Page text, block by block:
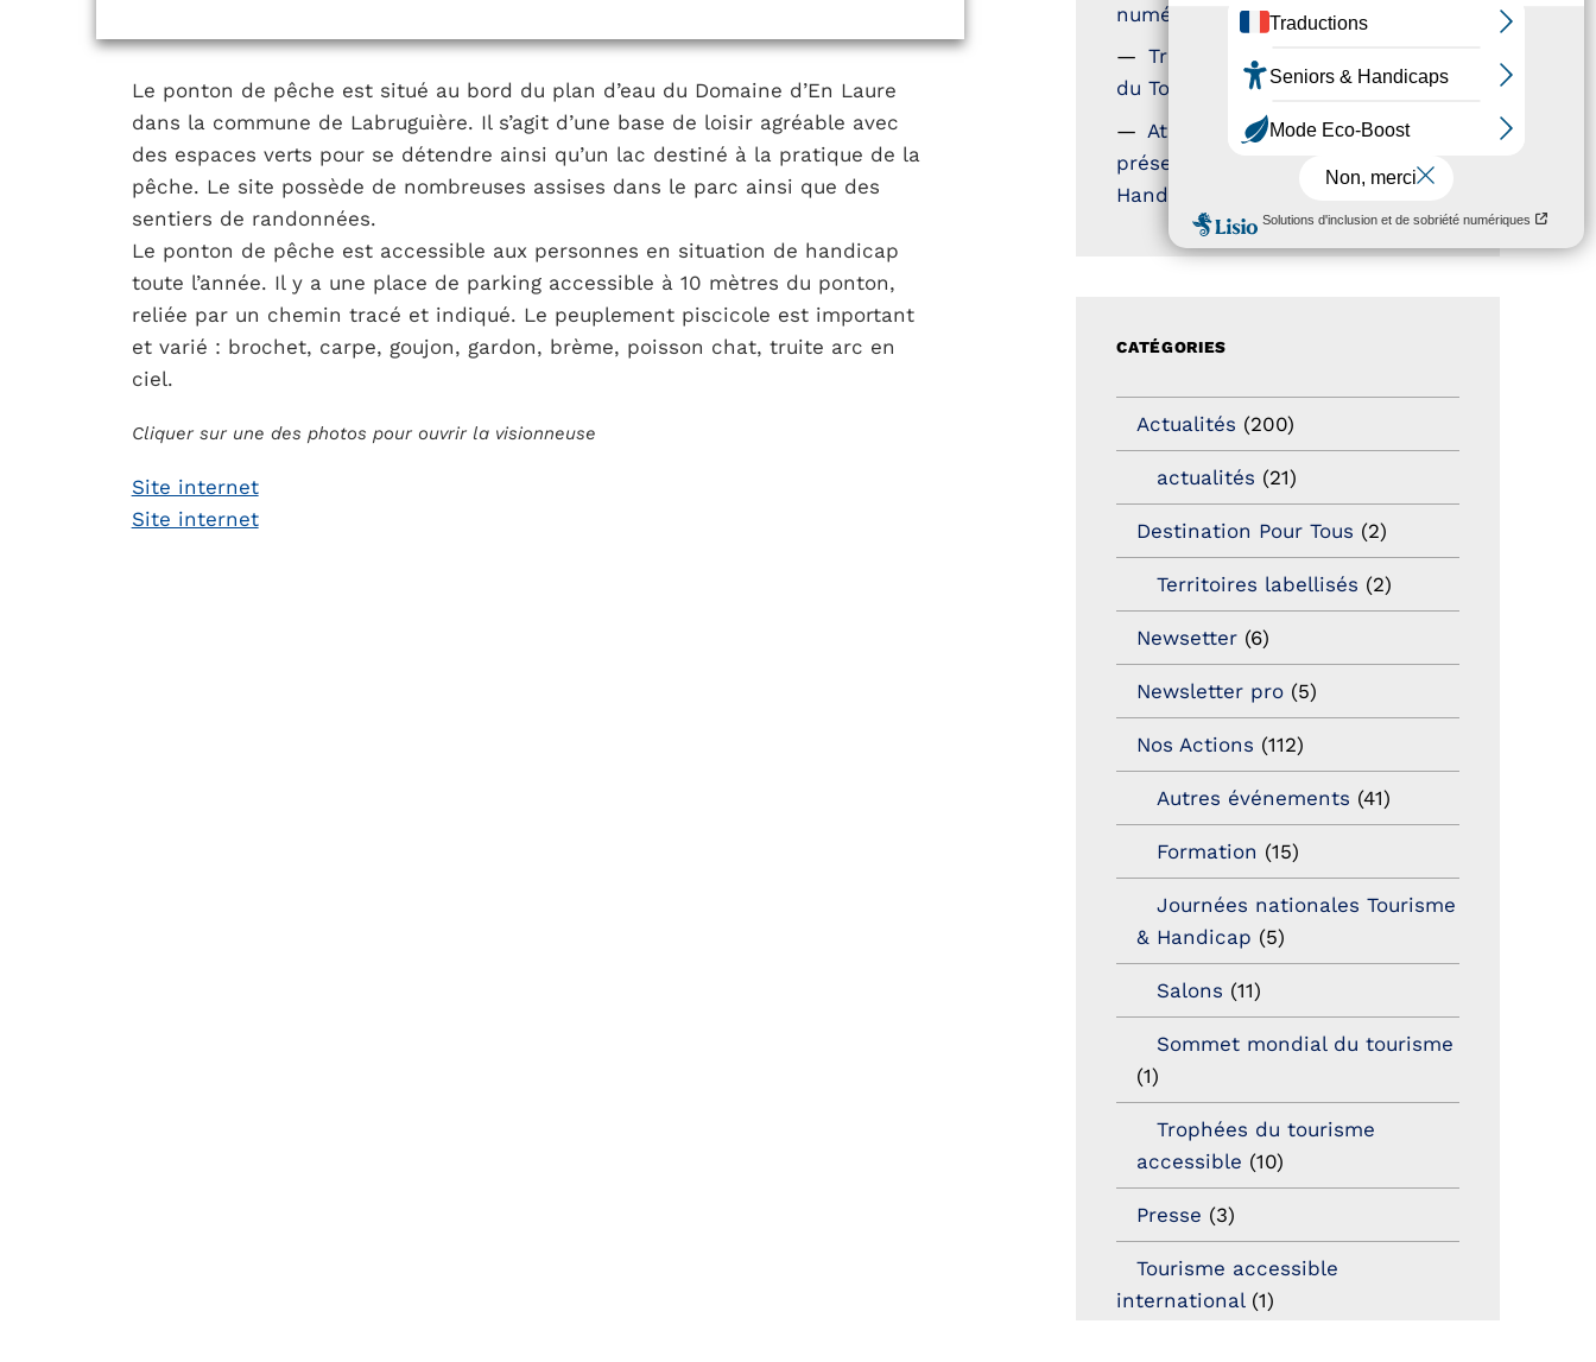
Le ponton de pêche est situé au bord du plan d’eau du Domaine d’En Laure
dans la commune de Labruguière. Il s’agit d’une base de loisir agréable avec
des espaces verts pour se détendre ainsi qu’un lac destiné à la pratique de la
pêche. Le site possède de nombreuses assises dans le parc ainsi que des
sentiers de randonnées.
Le ponton de pêche est accessible aux personnes en situation de handicap
toute l’année. Il y a une place de parking accessible à 10 mètres du ponton,
reliée par un chemin tracé et indiqué. Le peuplement piscicole est important
et varié : brochet, carpe, goujon, gardon, brème, poisson chat, truite arc en
ciel.
Cliquer sur une des photos pour ouvrir la visionneuse
Site internet
Site internet
numérique
Trophées Horizons – Acteurs
du Tourisme Durable
Atout France – flyer
présentation label Tourisme &
Handicap
CATÉGORIES
Actualités (200)
actualités (21)
Destination Pour Tous (2)
Territoires labellisés (2)
Newsetter (6)
Newsletter pro (5)
Nos Actions (112)
Autres événements (41)
Formation (15)
Journées nationales Tourisme
& Handicap (5)
Salons (11)
Sommet mondial du tourisme
(1)
Trophées du tourisme
accessible (10)
Presse (3)
Tourisme accessible
international(1)